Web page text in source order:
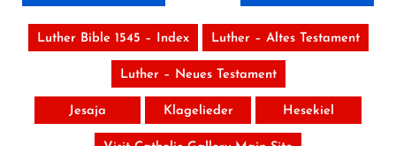
Luther Bible 1545 – Index Luther – Altes Testament
Luther – Neues Testament
Jesaja Klagelieder Hesekiel